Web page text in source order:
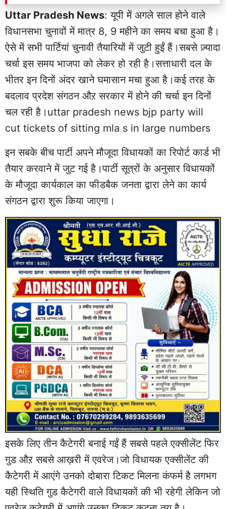
Uttar Pradesh News: यूपी में अगले साल होने वाले
विधानसभा चुनावों में मात्र 8, 9 महीने का समय बचा हुआ है।
ऐसे में सभी पार्टियां चुनावी तैयारियों में जुटी हुईं हैं।सबसे ज़्यादा
चर्चा इस समय भाजपा को लेकर हो रही है।सत्ताधारी दल के
भीतर इन दिनों अंदर खाने घमासान मचा हुआ है।कई तरह के
बदलाव प्रदेश संगठन औऱ सरकार में होने की चर्चा इन दिनों
चल रही है।uttar pradesh news bjp party will
cut tickets of sitting mla s in large numbers
इन सबके बीच पार्टी अपने मौजूदा विधायकों का रिपोर्ट कार्ड भी
तैयार करवाने में जुट गई है।पार्टी सूत्रों के अनुसार विधायकों
के मौजूदा कार्यकाल का फीडबैक जनता द्वारा लेने का कार्य
संगठन द्वारा शुरू किया जाएगा।
इसके लिए तीन कैटेगरी बनाई गईं हैं सबसे पहले एक्सीलेंट फिर
गुड औऱ सबसे आख़री में एवरेज।जो विधायक एक्सीलेंट की
कैटेगरी में आएंगे उनको दोबारा टिकट मिलना कंफर्म है लगभग
यही स्थिति गुड कैटेगरी वाले विधायकों की भी रहेगी लेकिन जो